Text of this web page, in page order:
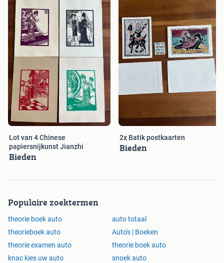
Lot van 4 Chinese
papiersnijkunst Jianzhi
Bieden
2x Batik postkaarten
Bieden
Populaire zoektermen
theorie boek auto
auto totaal
theorieboek auto
Auto's | Boeken
theorie examen auto
theorie boek auto
knac kies uw auto
snoek auto